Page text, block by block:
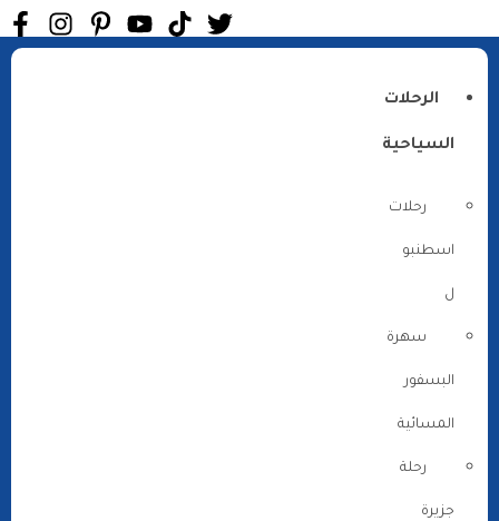
الرحلات
السياحية
رحلات
اسطنبو
ل
سهرة
البسفور
المسائية
رحلة
جزيرة